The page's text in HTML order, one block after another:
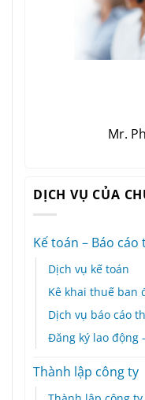
Mr.
DỊCH VỤ CỦA
Kế toán – Báo cáo
Dịch vụ kế toán
Kê khai thuế ban
Dịch vụ báo cáo
Đăng ký lao động
Thành lập công ty